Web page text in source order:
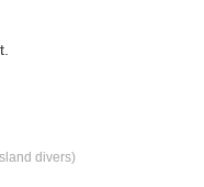
divers)